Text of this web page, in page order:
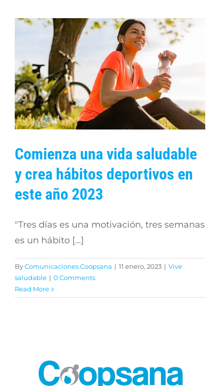
Quiénes somos
Nuestras políticas
Preguntas frecuentes
Trabaja con nosotros
Servicios
Servicios Particulares
Odontología
Laboratorio
Cuotas Moderadoras y Copagos 2026
Ayudas Diagnósticas
Consulta médica general
Consulta médica especializada
Odontología general y especializada
Vacunación
Argentina
Av. Oriental
Calasanz Principal
Suramericana
Vive saludable
Blog
Comienza una vida saludable
y crea hábitos deportivos en
este año 2023
"Tres días es una motivación, tres semanas
es un hábito [...]
ByComunicaciones Coopsana | 11 enero, 2023 | Vive
saludable | 0 Comments
Read More